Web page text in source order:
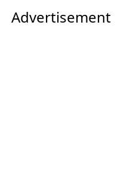
Advertisement